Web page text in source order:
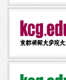
コ
ン
ン
テ